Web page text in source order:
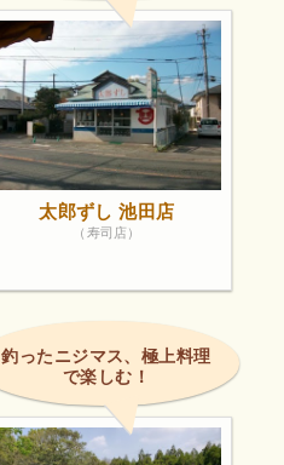
太郎ずし 池田店
（寿司店）
釣ったニジマス、極上料理
で楽しむ！